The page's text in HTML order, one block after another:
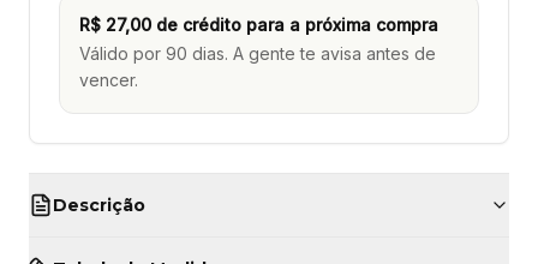
R$ 27,00 de crédito para a próxima compra
Válido por 90 dias. A gente te avisa antes de
vencer.
Descrição